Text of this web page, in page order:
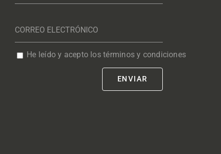
He leído y acepto los términos y condiciones